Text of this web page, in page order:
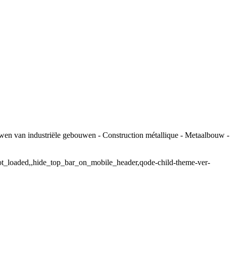
van industriële gebouwen - Construction métallique - Metaalbouw -
child-theme-ver-